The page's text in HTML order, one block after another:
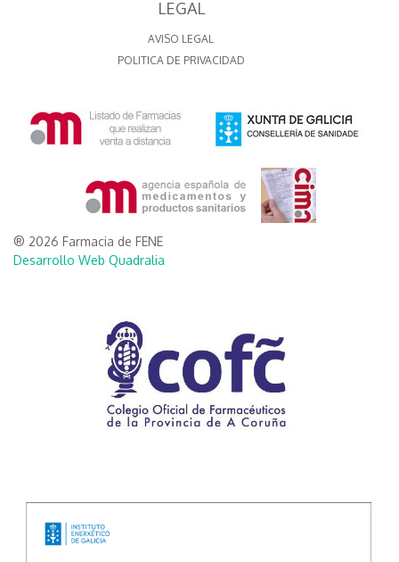
LEGAL
AVISO LEGAL
POLITICA DE PRIVACIDAD
® 2026 Farmacia de FENE
Desarrollo Web Quadralia